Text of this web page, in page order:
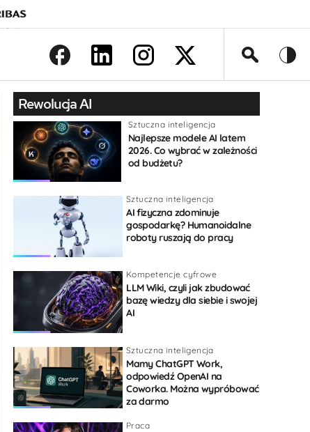
Rewolucja AI
Sztuczna inteligencja
Najlepsze modele AI latem
2026. Co wybrać w zależności
od budżetu?
Sztuczna inteligencja
AI fizyczna zdominuje
gospodarkę? Humanoidalne
roboty ruszają do pracy
Kompetencje cyfrowe
LLM Wiki, czyli jak zbudować
bazę wiedzy dla siebie i swojej
AI
Sztuczna inteligencja
Mamy ChatGPT Work,
odpowiedź OpenAI na
Coworka. Można wypróbować
za darmo
Praca